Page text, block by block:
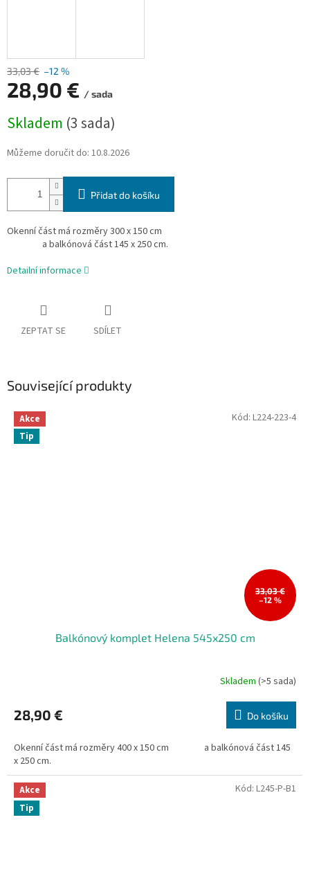
33,03 € –12 %
28,90 € / sada
cena:
Skladem (3 sada)
Můžeme doručit do: 10.8.2026
Přidat do košíku
Okenní část má rozměry 300 x 150 cm
a balkónová část 145 x 250 cm.
Detailní informace
ZEPTAT SE SDÍLET
Související produkty
Akce
Tip
33,03 €
–12 %
Balkónový komplet Helena 545x250 cm
Skladem (>5 sada)
28,90 € Do košíku
Okenní část má rozměry 400 x 150 cm a balkónová část 145
x 250 cm.
Kód: L224-223-4
Akce
Tip
Kód: L245-P-B1